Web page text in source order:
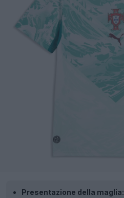
Presentazione della maglia: